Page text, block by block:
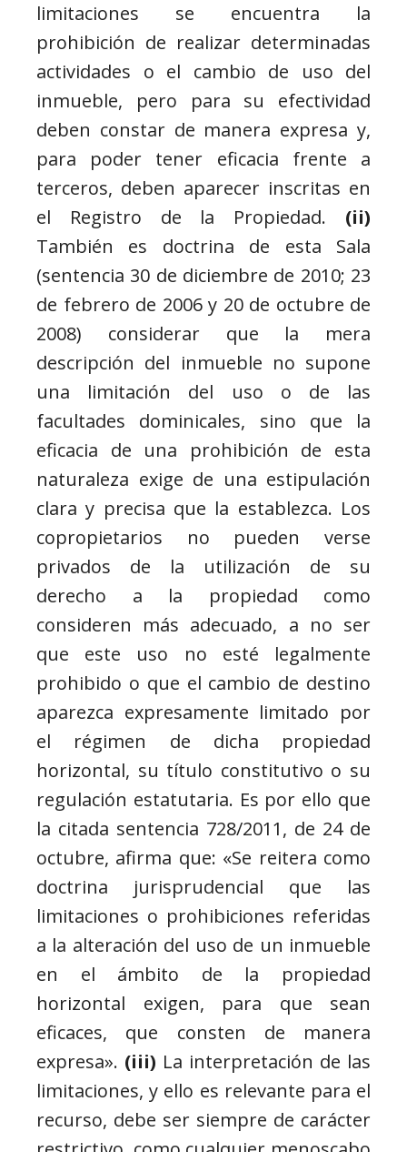
limitaciones se encuentra la
prohibición de realizar determinadas
actividades o el cambio de uso del
inmueble, pero para su efectividad
deben constar de manera expresa y,
para poder tener eficacia frente a
terceros, deben aparecer inscritas en
el Registro de la Propiedad. (ii)
También es doctrina de esta Sala
(sentencia 30 de diciembre de 2010; 23
de febrero de 2006 y 20 de octubre de
2008) considerar que la mera
descripción del inmueble no supone
una limitación del uso o de las
facultades dominicales, sino que la
eficacia de una prohibición de esta
naturaleza exige de una estipulación
clara y precisa que la establezca. Los
copropietarios no pueden verse
privados de la utilización de su
derecho a la propiedad como
consideren más adecuado, a no ser
que este uso no esté legalmente
prohibido o que el cambio de destino
aparezca expresamente limitado por
el régimen de dicha propiedad
horizontal, su título constitutivo o su
regulación estatutaria. Es por ello que
la citada sentencia 728/2011, de 24 de
octubre, afirma que: «Se reitera como
doctrina jurisprudencial que las
limitaciones o prohibiciones referidas
a la alteración del uso de un inmueble
en el ámbito de la propiedad
horizontal exigen, para que sean
eficaces, que consten de manera
expresa». (iii) La interpretación de las
limitaciones, y ello es relevante para el
recurso, debe ser siempre de carácter